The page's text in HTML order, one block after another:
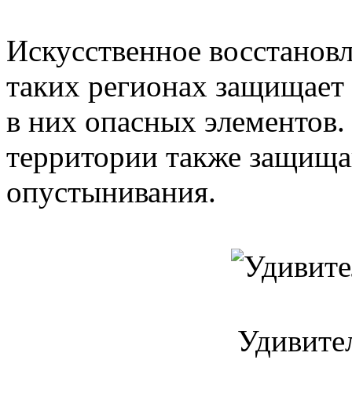
Искусственное
таких регионах
в них опасных
территории также
опустынивания.